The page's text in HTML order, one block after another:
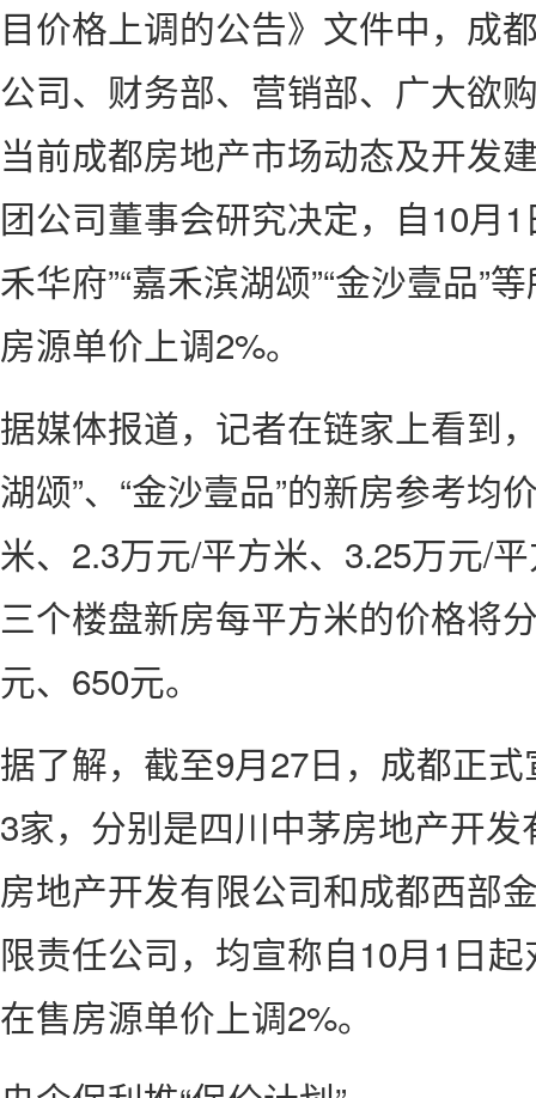
目价格上调的公告》文件中，成
公司、财务部、营销部、广大欲
当前成都房地产市场动态及开发
团公司董事会研究决定，自10月
禾华府”“嘉禾滨湖颂”“金沙壹品”
房源单价上调2%。
据媒体报道，记者在链家上看到
湖颂”、“金沙壹品”的新房参考均
米、2.3万元/平方米、3.25万元/
三个楼盘新房每平方米的价格将
元、650元。
据了解，截至9月27日，成都正
3家，分别是四川中茅房地产开
房地产开发有限公司和成都西部
限责任公司，均宣称自10月1日
在售房源单价上调2%。